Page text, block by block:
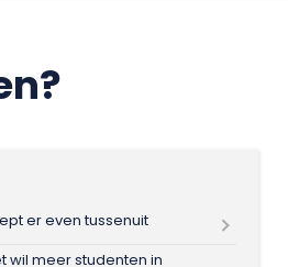
er even tussenuit
wil meer studenten in